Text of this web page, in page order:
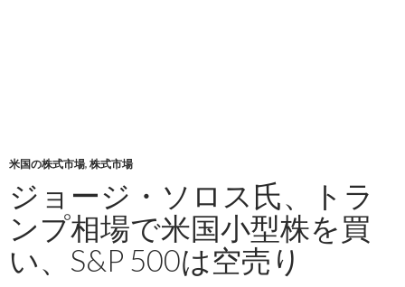
米国の株式市場, 株式市場
ジョージ・ソロス氏、トラ
ンプ相場で米国小型株を買
い、S&P 500は空売り